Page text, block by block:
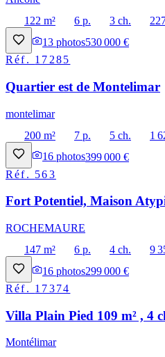
122 m²
6 p. 3 ch.
13 photos530 000 €
Réf. 17285
Quartier est de Montelimar
montelimar
200 m²
7 p. 5 ch.
1
16 photos399 000 €
Réf. 563
Fort Potentiel, Maison
ROCHEMAURE
147 m²
6 p. 4 ch.
9
16 photos299 000 €
Réf. 17374
Villa Plain Pied 109 m² , 4
Montélimar